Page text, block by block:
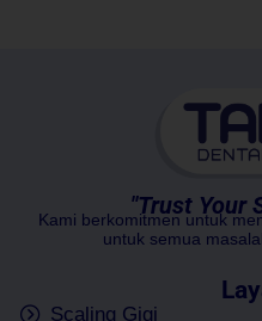
"Trust Your
Kami berkomitmen untuk
untuk semua
Scaling Gigi